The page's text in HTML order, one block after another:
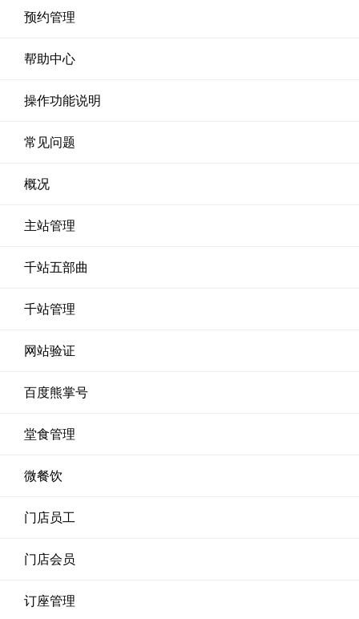
预约管理
帮助中心
操作功能说明
常见问题
概况
主站管理
千站五部曲
千站管理
网站验证
百度熊掌号
堂食管理
微餐饮
门店员工
门店会员
订座管理